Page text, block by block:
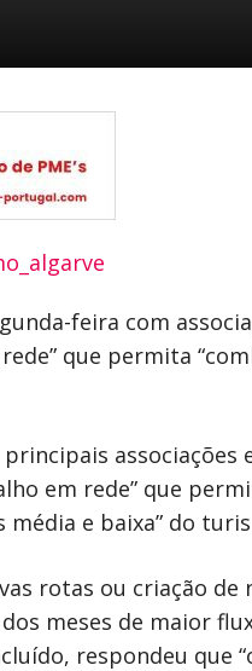
feira com
que permita
associações
em rede” que
e baixa” do
rotas ou criação
meses de maior
respondeu que